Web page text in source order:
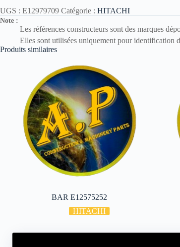
UGS : E12979709 Catégorie : HITACHI
Note :
Les références constructeurs sont des marques
Elles sont utilisées uniquement pour identification
Produits similaires
BAR E12575252
HITACHI